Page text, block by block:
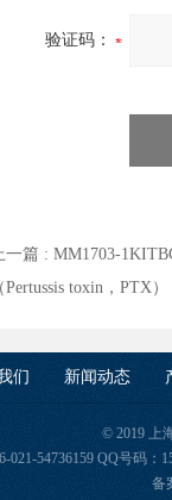
验证码：
一篇 : MM1703-
Pertussis toxin，PTX）
们 新闻动态
© 2019 上
021-54736159 QQ号码
备